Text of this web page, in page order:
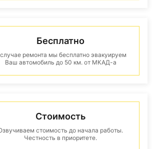
Бесплатно
ремонта мы бесплатно эвакуируем
Ваш автомобиль до 50 км. от МКАД-а
Стоимость
стоимость до начала работы.
Честность в приоритете.